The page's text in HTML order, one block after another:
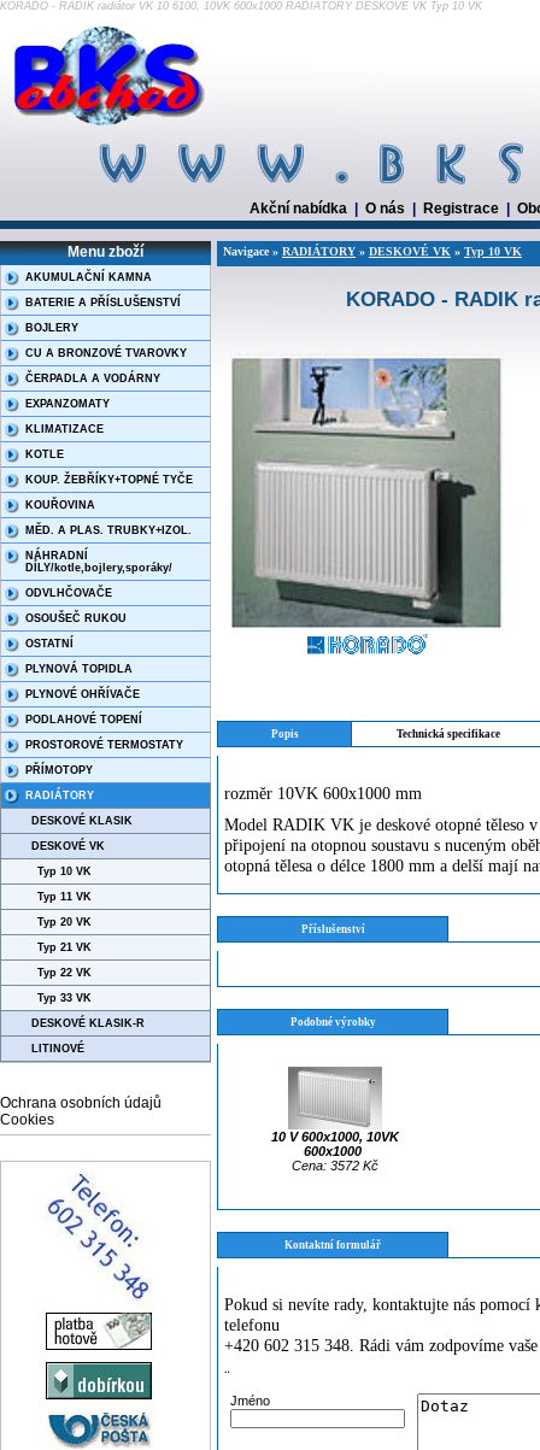
KORADO - RADIK radiátor VK 10 6100, 10VK 600x1000 RADIÁTORY DESKOVÉ VK Typ 10 VK
Akční nabídka O nás Registrace
Menu zboží
AKUMULAČNÍ KAMNA
BATERIE A PŘÍSLUŠENSTVÍ
BOJLERY
CU A BRONZOVÉ TVAROVKY
ČERPADLA A VODÁRNY
EXPANZOMATY
KLIMATIZACE
KOTLE
KOUP. ŽEBŘÍKY+TOPNÉ TYČE
KOUŘOVINA
MĚD. A PLAS. TRUBKY+IZOL.
NÁHRADNÍ
DÍLY/kotle,bojlery,sporáky/
ODVLHČOVAČE
OSOUŠEČ RUKOU
OSTATNÍ
PLYNOVÁ TOPIDLA
PLYNOVÉ OHŘÍVAČE
PODLAHOVÉ TOPENÍ
PROSTOROVÉ TERMOSTATY
PŘÍMOTOPY
RADIÁTORY
DESKOVÉ KLASIK
DESKOVÉ VK
Typ 10 VK
Typ 11 VK
Typ 20 VK
Typ 21 VK
Typ 22 VK
Typ 33 VK
DESKOVÉ KLASIK-R
LITINOVÉ
Ochrana osobních údajů
Cookies
Navigace » RADIÁTORY » DESKOVÉ VK » Typ 10 VK
KORADO - RADIK
Popis Technická specifikace
rozměr 10VK 600x1000 mm
Model RADIK VK je deskové otopné těleso
připojení na otopnou soustavu s nuceným
otopná tělesa o délce 1800 mm a delší mají
Příslušenství
Podobné výrobky
10 V 600x1000, 10VK
600x1000
Cena: 3572 Kč
Kontaktní formulář
Pokud si nevíte rady, kontaktujte nás
telefonu
+420 602 315 348. Rádi vám zodpovíme
¨
Jméno